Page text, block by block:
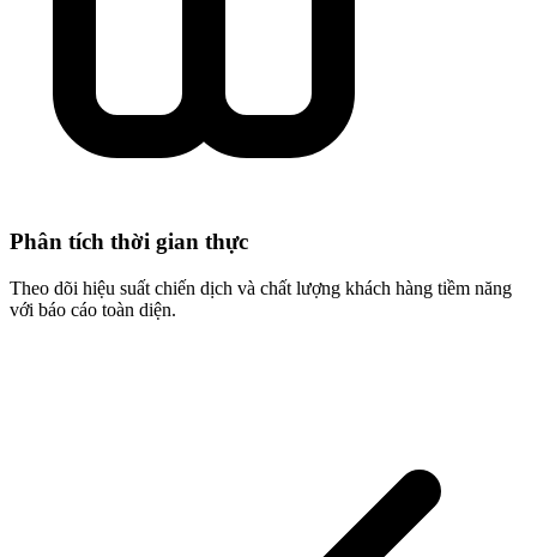
Phân tích thời gian thực
Theo dõi hiệu suất chiến dịch và chất lượng khách hàng tiềm năng
với báo cáo toàn diện.